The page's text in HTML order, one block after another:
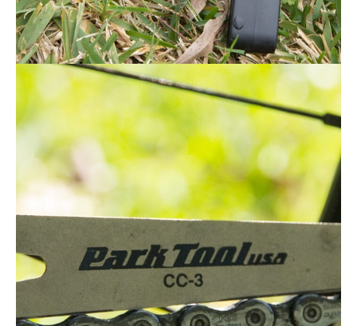
Technologies
Tests de produits
Conseils
Tendances
Tous nos articles
À propos